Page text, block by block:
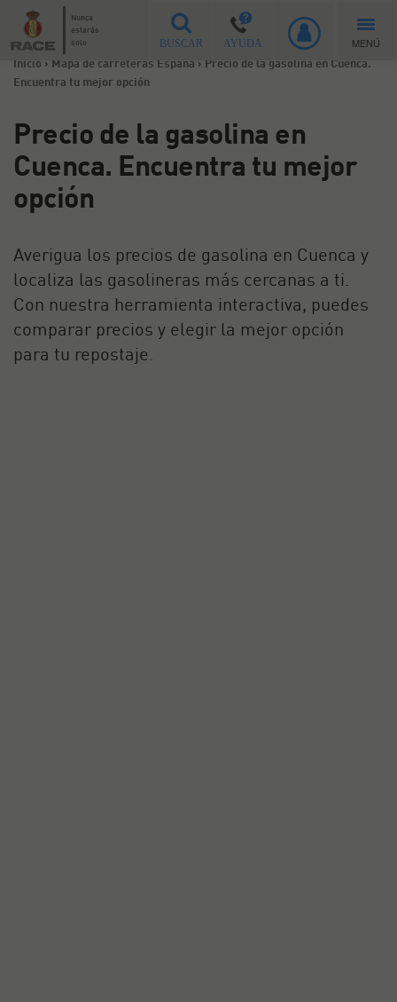
Nunca
estarás
solo
BUSCAR AYUDA
MENÚ
Inicio > Mapa de carreteras España > Precio de la gasolina en Cuenca.
Encuentra tu mejor opción
Precio de la gasolina en
Cuenca. Encuentra tu mejor
opción
Averigua los precios de gasolina en Cuenca y
localiza las gasolineras más cercanas a ti.
Con nuestra herramienta interactiva, puedes
comparar precios y elegir la mejor opción
para tu repostaje.